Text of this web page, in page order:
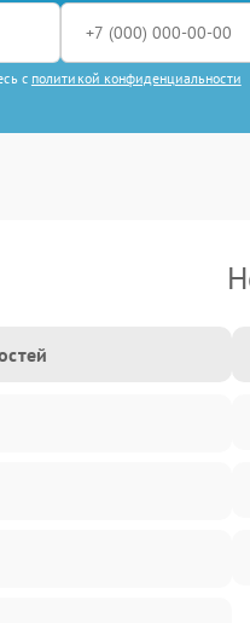
с политикой конфиденциальности